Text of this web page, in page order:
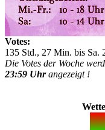
Votes:
135 Std., 27 Min. bis Sa.
Die Votes der Woche
23:59 Uhrangezeigt !